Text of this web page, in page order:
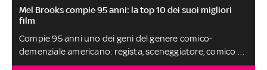
Mel Brooks compie 95 anni: la top 10 dei suoi migliori
film
Compie 95 anni uno dei geni del genere comico-
demenziale americano: regista, sceneggiatore, comico e
produttore cinematografico e teatrale. Uno dei mostri